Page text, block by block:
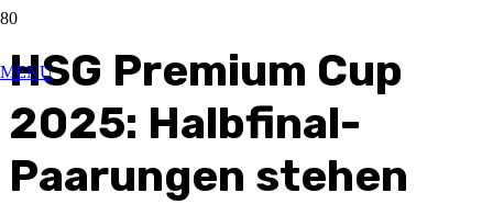
MENU
HSG Premium Cup
2025: Halbfinal-
Paarungen stehen